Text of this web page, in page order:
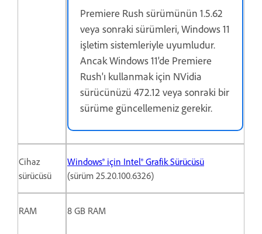
Premiere Rush sürümünün 1.5.62
veya sonraki sürümleri, Windows 11
işletim sistemleriyle uyumludur.
Ancak Windows 11'de Premiere
Rush'ı kullanmak için NVidia
sürücünüzü 472.12 veya sonraki bir
sürüme güncellemeniz gerekir.
Cihaz
sürücüsü
Windows® için Intel® Grafik Sürücüsü
(sürüm 25.20.100.6326)
RAM 8 GB RAM